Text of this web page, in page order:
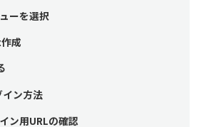
ーを選択
成
ン方法
ン用URLの確認